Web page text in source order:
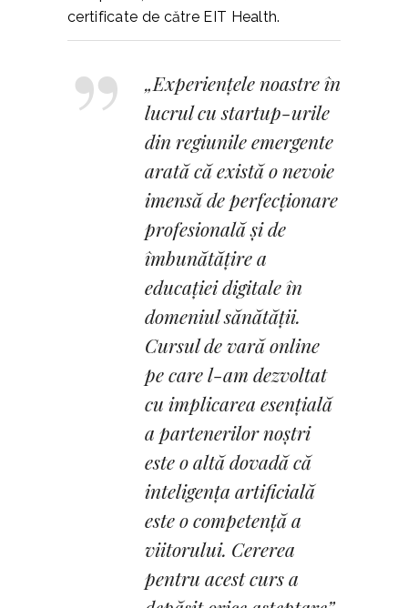
certificate de către EIT Health.
„Experiențele noastre în
lucrul cu startup-urile
din regiunile emergente
arată că există o nevoie
imensă de perfecționare
profesională și de
îmbunătățire a
educației digitale în
domeniul sănătății.
Cursul de vară online
pe care l-am dezvoltat
cu implicarea esențială
a partenerilor noștri
este o altă dovadă că
inteligența artificială
este o competență a
viitorului. Cererea
pentru acest curs a